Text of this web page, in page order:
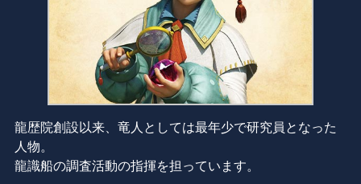
龍歴院創設以来、竜人としては最年少で研究員となった
人物。
龍識船の調査活動の指揮を担っています。